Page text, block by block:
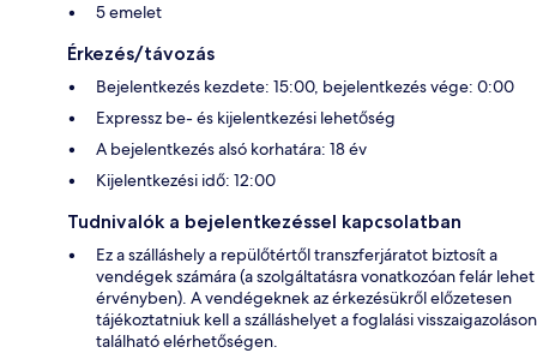
5 emelet
Érkezés/távozás
Bejelentkezés kezdete: 15:00, bejelentkezés vége: 0:00
Expressz be- és kijelentkezési lehetőség
A bejelentkezés alsó korhatára: 18 év
Kijelentkezési idő: 12:00
Tudnivalók a bejelentkezéssel kapcsolatban
Ez a szálláshely a repülőtértől transzferjáratot biztosít a
vendégek számára (a szolgáltatásra vonatkozóan felár lehet
érvényben). A vendégeknek az érkezésükről előzetesen
tájékoztatniuk kell a szálláshelyet a foglalási visszaigazoláson
található elérhetőségen.